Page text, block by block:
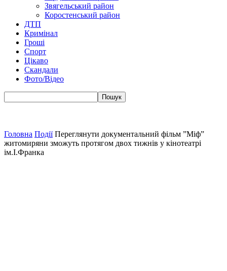
Звягельський район
Коростенський район
ДТП
Кримінал
Гроші
Спорт
Цікаво
Скандали
Фото/Відео
Головна Події Переглянути документальний фільм ”Міф”
житомиряни зможуть протягом двох тижнів у кінотеатрі
ім.І.Франка